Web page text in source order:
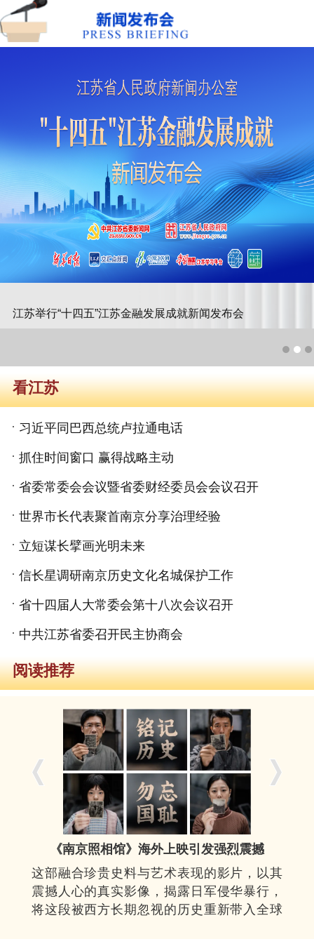
江苏举行“十四五”江苏金融发展成就新闻发布会
看江苏
习近平同巴西总统卢拉通电话
抓住时间窗口 赢得战略主动
省委常委会会议暨省委财经委员会会议召开
世界市长代表聚首南京分享治理经验
立短谋长擘画光明未来
信长星调研南京历史文化名城保护工作
省十四届人大常委会第十八次会议召开
中共江苏省委召开民主协商会
阅读推荐
《南京照相馆》海外上映引发强烈震撼
这部融合珍贵史料与艺术表现的影片，以其
震撼人心的真实影像，揭露日军侵华暴行，
将这段被西方长期忽视的历史重新带入全球